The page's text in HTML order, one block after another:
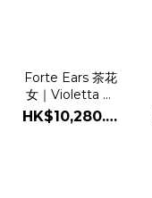
Forte Ears 茶花
女｜Violetta 動
圈單元
HK$10,280.00